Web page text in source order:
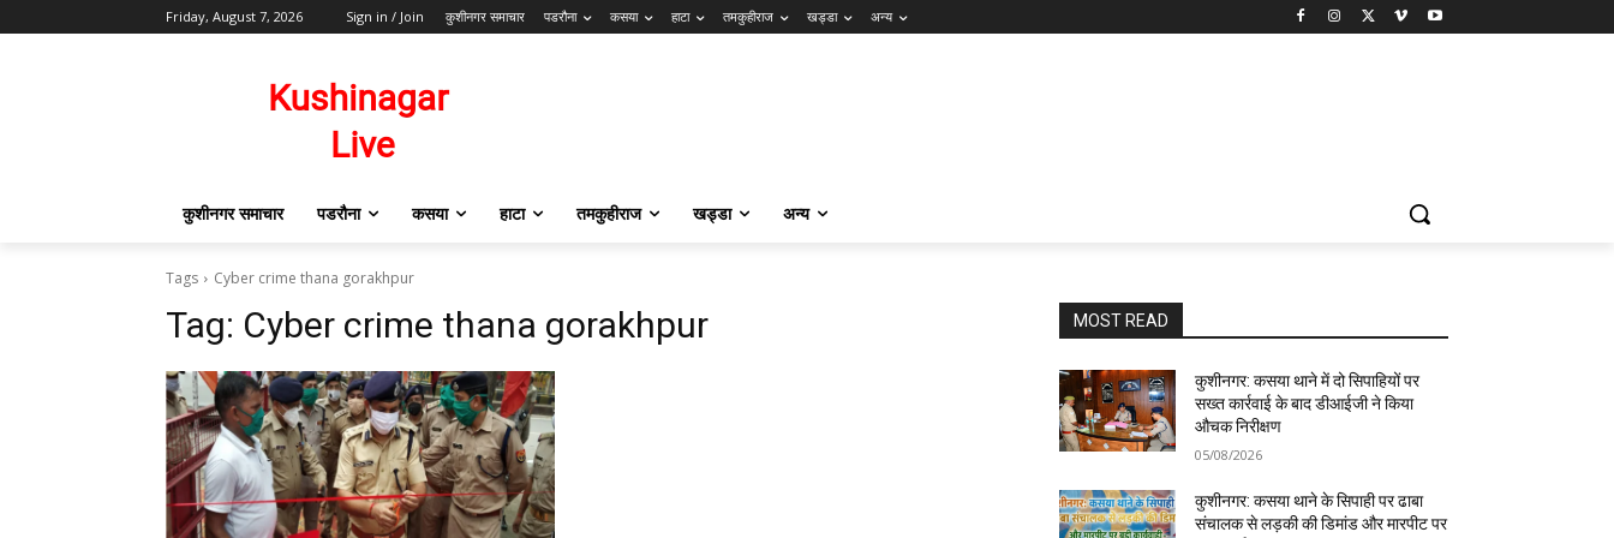
Friday, August 7, 2026 Sign in / Join कुशीनगर समाचार पडरौना कसया हाटा तमकुहीराज खड्डा अन्य
कुशीनगर समाचार पडरौना कसया हाटा तमकुहीराज खड्डा अन्य
Tags Cyber crime thana gorakhpur
Tag: Cyber crime thana gorakhpur MOST READ
कुशीनगर: कसया थाने में दो सिपाहियों पर
सख्त कार्रवाई के बाद डीआईजी ने किया
औचक निरीक्षण
05/08/2026
कुशीनगर: कसया थाने के सिपाही पर ढाबा
संचालक से लड़की की डिमांड और मारपीट पर